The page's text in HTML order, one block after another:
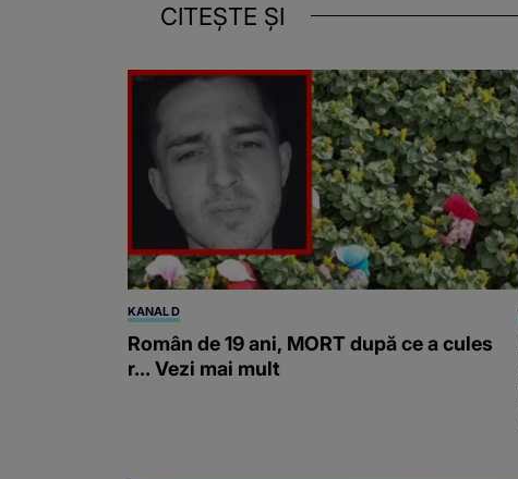
CITEȘTE ȘI
KANAL D
Român de 19 ani, MORT după ce a cules
r... Vezi mai mult